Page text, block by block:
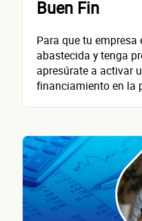
Buen Fin
Para que tu
abastecida y tenga
apresúrate a activar
financiamiento en la
Nombre(s)
Segundo apellido
Teléfono
Correo electrónico